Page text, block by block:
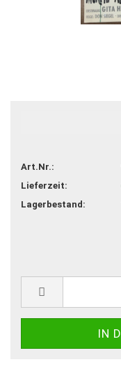
Art.Nr.:
Lieferzeit:
Lagerbestand: